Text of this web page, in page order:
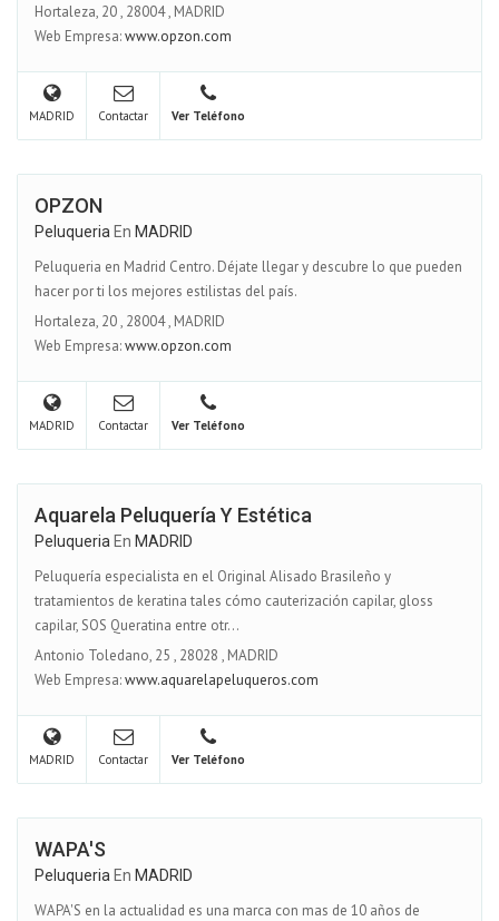
Hortaleza, 20, 28004, MADRID
Web Empresa:www.opzon.com
MADRID Contactar Ver Teléfono
OPZON
Peluqueria En MADRID
Peluqueria en Madrid Centro. Déjate llegar y descubre lo que pueden
hacer por ti los mejores estilistas del país.
Hortaleza, 20, 28004, MADRID
Web Empresa:www.opzon.com
MADRID Contactar Ver Teléfono
Aquarela Peluquería Y Estética
Peluqueria En MADRID
Peluquería especialista en el Original Alisado Brasileño y
tratamientos de keratina tales cómo cauterización capilar, gloss
capilar, SOS Queratina entre otr...
Antonio Toledano, 25 , 28028 , MADRID
Web Empresa:www.aquarelapeluqueros.com
MADRID Contactar Ver Teléfono
WAPA'S
Peluqueria En MADRID
WAPA'S en la actualidad es una marca con mas de 10 años de